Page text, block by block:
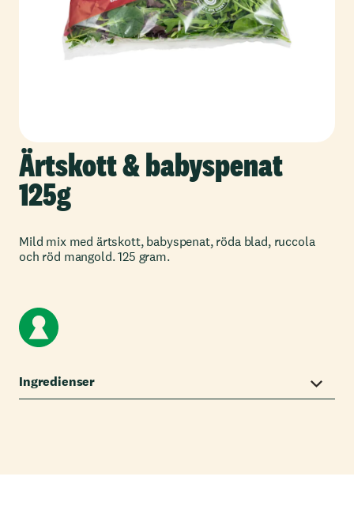
Ärtskott & babyspenat
125g
Mild mix med ärtskott, babyspenat, röda blad, ruccola
och röd mangold. 125 gram.
Ingredienser